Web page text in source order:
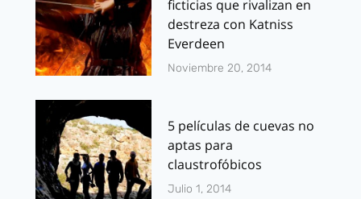
ficticias que rivalizan en
destreza con Katniss
Everdeen
Noviembre 20, 2014
5 películas de cuevas no
aptas para
claustrofóbicos
Julio 1, 2014